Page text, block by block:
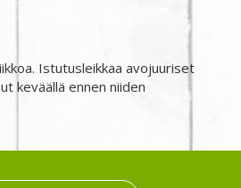
Istutusleikkaa avojuuriset
keväällä ennen niiden